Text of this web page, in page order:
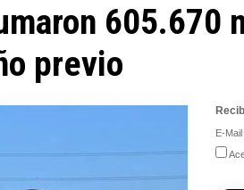
605.670
previo
E-Mail